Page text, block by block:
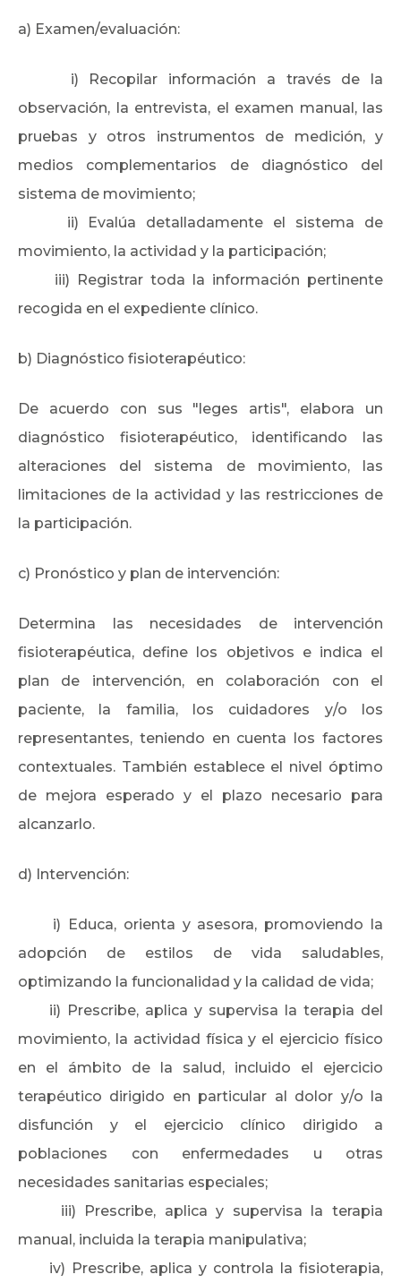
a) Examen/evaluación:
i) Recopilar información a través de la
observación, la entrevista, el examen manual, las
pruebas y otros instrumentos de medición, y
medios complementarios de diagnóstico del
sistema de movimiento;
ii) Evalúa detalladamente el sistema de
movimiento, la actividad y la participación;
iii) Registrar toda la información pertinente
recogida en el expediente clínico.
b) Diagnóstico fisioterapéutico:
De acuerdo con sus "leges artis", elabora un
diagnóstico fisioterapéutico, identificando las
alteraciones del sistema de movimiento, las
limitaciones de la actividad y las restricciones de
la participación.
c) Pronóstico y plan de intervención:
Determina las necesidades de intervención
fisioterapéutica, define los objetivos e indica el
plan de intervención, en colaboración con el
paciente, la familia, los cuidadores y/o los
representantes, teniendo en cuenta los factores
contextuales. También establece el nivel óptimo
de mejora esperado y el plazo necesario para
alcanzarlo.
d) Intervención:
i) Educa, orienta y asesora, promoviendo la
adopción de estilos de vida saludables,
optimizando la funcionalidad y la calidad de vida;
ii) Prescribe, aplica y supervisa la terapia del
movimiento, la actividad física y el ejercicio físico
en el ámbito de la salud, incluido el ejercicio
terapéutico dirigido en particular al dolor y/o la
disfunción y el ejercicio clínico dirigido a
poblaciones con enfermedades u otras
necesidades sanitarias especiales;
iii) Prescribe, aplica y supervisa la terapia
manual, incluida la terapia manipulativa;
iv) Prescribe, aplica y controla la fisioterapia,